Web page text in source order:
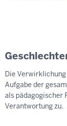
Die
Aufgabe der
als pädagogischer
Verantwortung zu.